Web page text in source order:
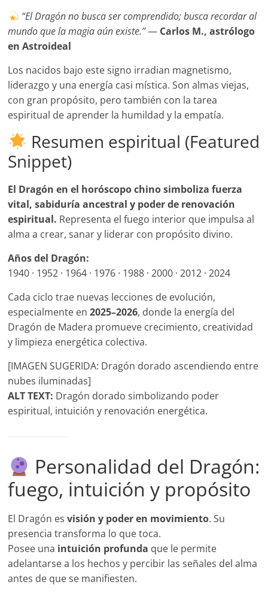
“El Dragón no busca ser comprendido; busca recordar al
mundo que la magia aún existe.”— Carlos M., astrólogo
en Astroideal
Los nacidos bajo este signo irradian magnetismo,
liderazgo y una energía casi mística. Son almas viejas,
con gran propósito, pero también con la tarea
espiritual de aprender la humildad y la empatía.
Resumen espiritual (Featured
Snippet)
El Dragón en el horóscopo chino simboliza fuerza
vital, sabiduría ancestral y poder de renovación
espiritual. Representa el fuego interior que impulsa al
alma a crear, sanar y liderar con propósito divino.
Años del Dragón:
1940 · 1952 · 1964 · 1976 · 1988 · 2000 · 2012 · 2024
Cada ciclo trae nuevas lecciones de evolución,
especialmente en2025–2026, donde la energía del
Dragón de Madera promueve crecimiento, creatividad
y limpieza energética colectiva.
[IMAGEN SUGERIDA: Dragón dorado ascendiendo entre
nubes iluminadas]
ALT TEXT: Dragón dorado simbolizando poder
espiritual, intuición y renovación energética.
Personalidad del Dragón:
fuego, intuición y propósito
El Dragón esvisión y poder en movimiento. Su
presencia transforma lo que toca.
Posee una intuición profunda que le permite
adelantarse a los hechos y percibir las señales del alma
antes de que se manifiesten.